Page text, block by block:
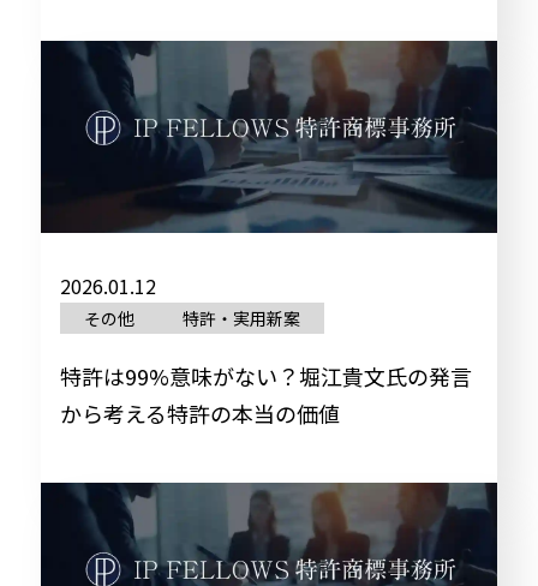
お知らせ
事務所紹介
お問い合わせ
2026.01.12
その他 特許・実用新案
特許は99%意味がない？堀江貴文氏の発言
から考える特許の本当の価値